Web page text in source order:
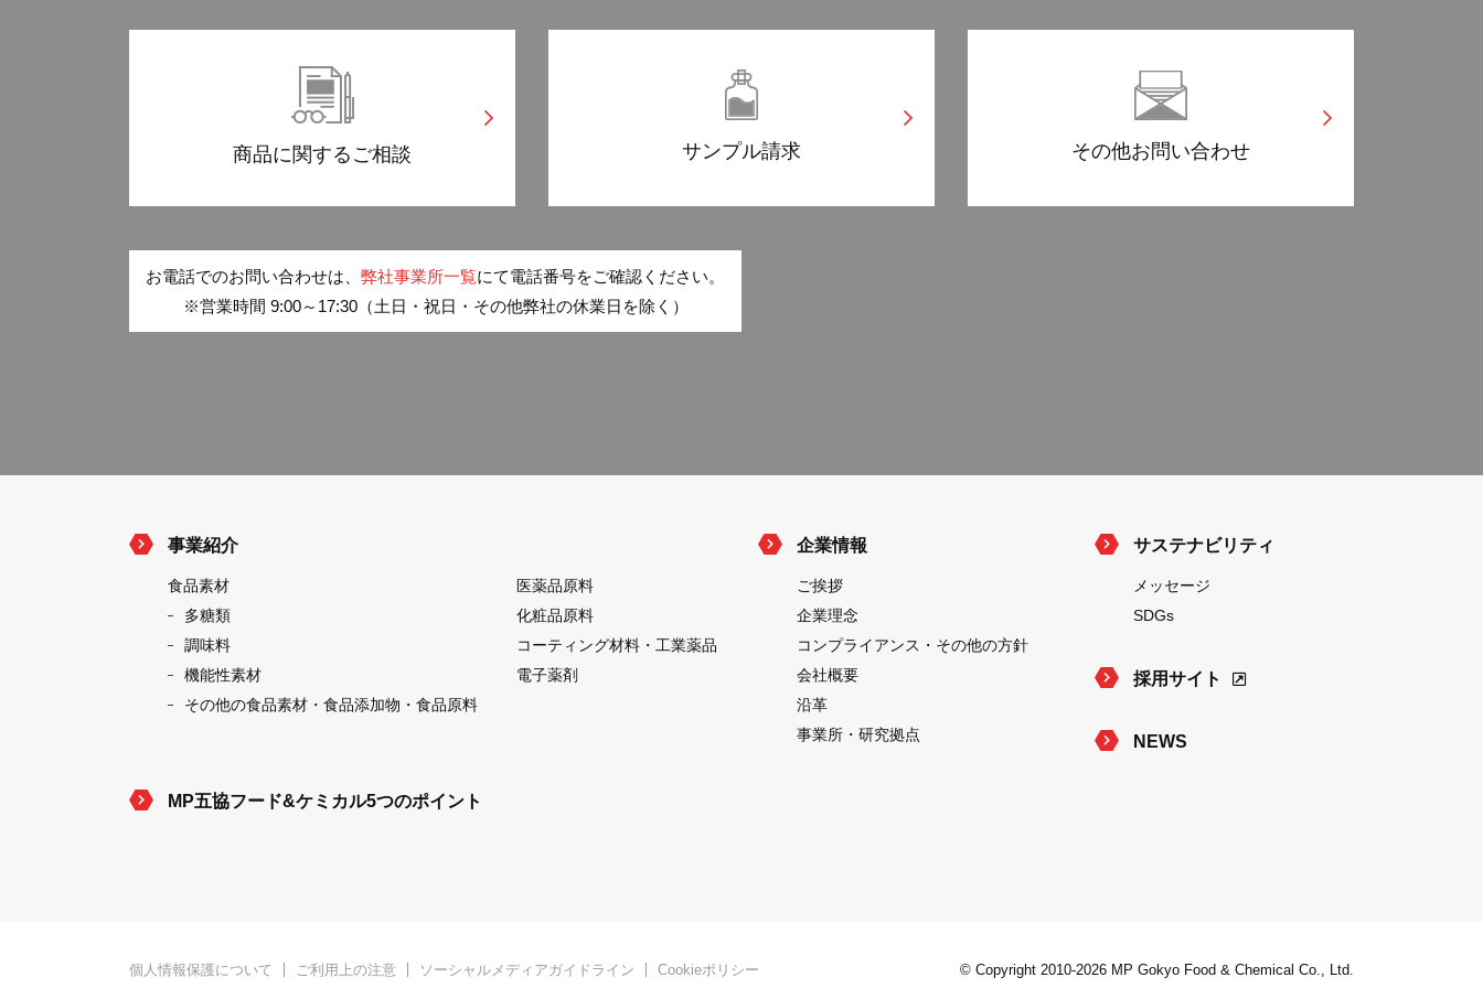
商品に関する ご相談 サンプル請求 その他お問い合わせ
お電話でのお問い合わせは、 弊社事業所一覧にて電話番号をご確認ください。
※営業時間 9:00～17:30（土日・祝日・その他弊社の休業日を除く）
事業紹介
食品素材
多糖類
調味料
機能性素材
その他の食品素材・食品添加物・食品原料
医薬品原料
化粧品原料
コーティング材料・工業薬品
電子薬剤
MP五協フード&ケミカル5つのポイント
企業情報
ご挨拶
企業理念
コンプライアンス・ その他の方針
会社概要
沿革
事業所・研究拠点
サステナビリティ
メッセージ
SDGs
採用サイト
NEWS
個人情報保護について ご利用上の注意 ソーシャルメディアガイドライン Cookieポリシー © Copyright 2010-2026 MP Gokyo Food & Chemical Co., Ltd.